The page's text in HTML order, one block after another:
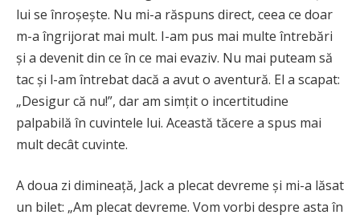
lui se înroșește. Nu mi-a răspuns direct, ceea ce doar
m-a îngrijorat mai mult. I-am pus mai multe întrebări
și a devenit din ce în ce mai evaziv. Nu mai puteam să
tac și l-am întrebat dacă a avut o aventură. El a scapat:
„Desigur că nu!”, dar am simțit o incertitudine
palpabilă în cuvintele lui. Această tăcere a spus mai
mult decât cuvinte.
A doua zi dimineață, Jack a plecat devreme și mi-a lăsat
un bilet: „Am plecat devreme. Vom vorbi despre asta în